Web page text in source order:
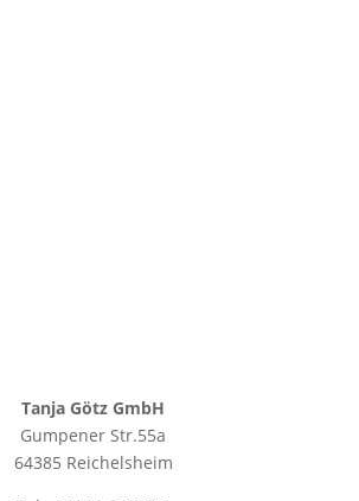
Tanja Götz GmbH
Gumpener Str.55a
64385 Reichelsheim